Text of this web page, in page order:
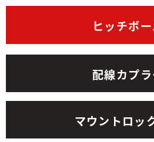
ヒッチボ
配線カプ
マウントロッ